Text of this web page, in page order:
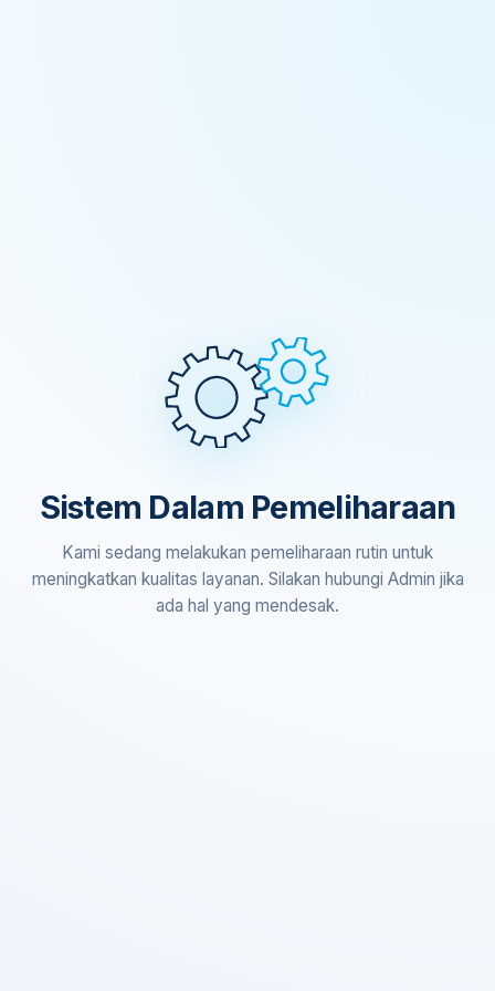
Sistem Dalam Pemeliharaan
Kami sedang melakukan pemeliharaan rutin untuk
meningkatkan kualitas layanan. Silakan hubungi Admin jika
ada hal yang mendesak.